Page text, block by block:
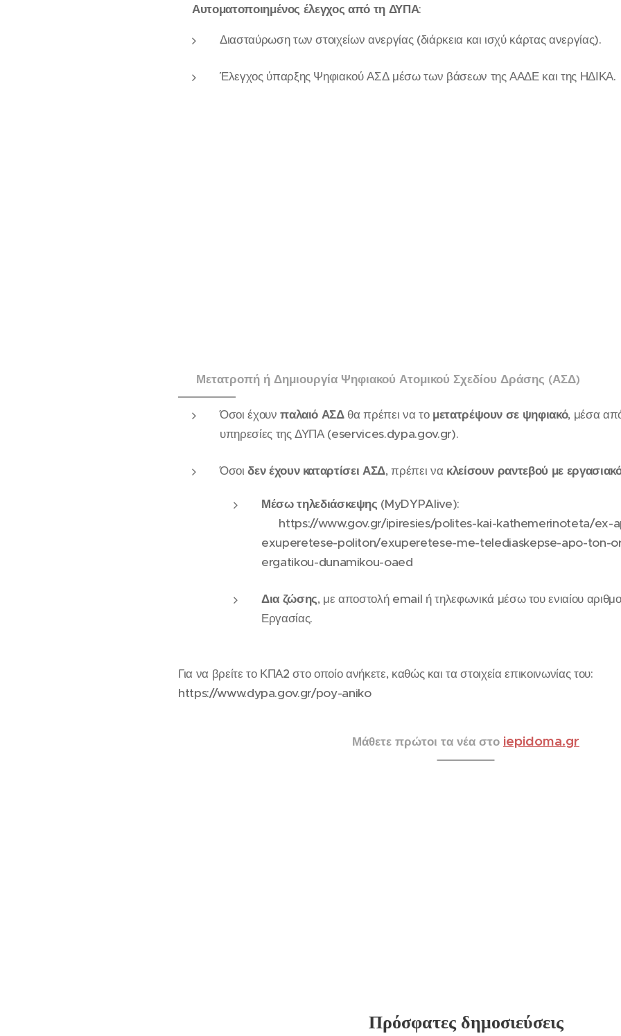
Αυτοματοποιημένος έλεγχος από τη ΔΥΠΑ:
Διασταύρωση των στοιχείων ανεργίας (διάρκεια και ισχύ κάρτας ανεργίας).
Έλεγχος ύπαρξης Ψηφιακού ΑΣΔ μέσω των βάσεων της ΑΑΔΕ και της ΗΔΙΚΑ.
🔹 Μετατροπή ή Δημιουργία Ψηφιακού Ατομικού Σχεδίου Δράσης (ΑΣΔ)
Όσοι έχουνπαλαιό ΑΣΔθα πρέπει να το μετατρέψουν σε ψηφιακό, μέσα από
υπηρεσίες της ΔΥΠΑ (eservices.dypa.gov.gr).
Όσοιδεν έχουν καταρτίσει ΑΣΔ, πρέπει να κλείσουν ραντεβού με
Μέσω τηλεδιάσκεψης (MyDYPAlive):
🔗 https://www.gov.gr/ipiresies/polites-kai-kathemerinoteta/ex-
exuperetese-politon/exuperetese-me-telediaskepse-apo-ton-
ergatikou-dunamikou-oaed
Δια ζώσης, με αποστολή email ή τηλεφωνικά μέσω του ενιαίου
Εργασίας.
Για να βρείτε το ΚΠΑ2 στο οποίο ανήκετε, καθώς και τα στοιχεία επικοινωνίας του: 🔗
https://www.dypa.gov.gr/poy-aniko
Μάθετε πρώτοι τα νέα στο iepidoma.gr
Πρόσφατες δημοσιεύσεις